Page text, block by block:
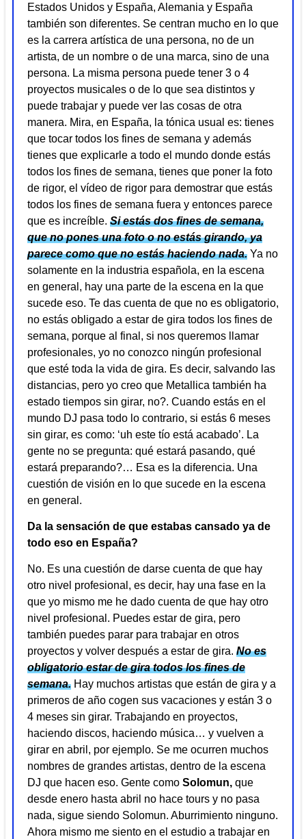
Estados Unidos y España, Alemania y España
también son diferentes. Se centran mucho en lo que
es la carrera artística de una persona, no de un
artista, de un nombre o de una marca, sino de una
persona. La misma persona puede tener 3 o 4
proyectos musicales o de lo que sea distintos y
puede trabajar y puede ver las cosas de otra
manera. Mira, en España, la tónica usual es: tienes
que tocar todos los fines de semana y además
tienes que explicarle a todo el mundo donde estás
todos los fines de semana, tienes que poner la foto
de rigor, el vídeo de rigor para demostrar que estás
todos los fines de semana fuera y entonces parece
que es increíble. Si estás dos fines de semana,
que no pones una foto o no estás girando, ya
parece como que no estás haciendo nada. Ya no
solamente en la industria española, en la escena
en general, hay una parte de la escena en la que
sucede eso. Te das cuenta de que no es obligatorio,
no estás obligado a estar de gira todos los fines de
semana, porque al final, si nos queremos llamar
profesionales, yo no conozco ningún profesional
que esté toda la vida de gira. Es decir, salvando las
distancias, pero yo creo que Metallica también ha
estado tiempos sin girar, no?. Cuando estás en el
mundo DJ pasa todo lo contrario, si estás 6 meses
sin girar, es como: ‘uh este tío está acabado’. La
gente no se pregunta: qué estará pasando, qué
estará preparando?… Esa es la diferencia. Una
cuestión de visión en lo que sucede en la escena
en general.
Da la sensación de que estabas cansado ya de
todo eso en España?
No. Es una cuestión de darse cuenta de que hay
otro nivel profesional, es decir, hay una fase en la
que yo mismo me he dado cuenta de que hay otro
nivel profesional. Puedes estar de gira, pero
también puedes parar para trabajar en otros
proyectos y volver después a estar de gira. No es
obligatorio estar de gira todos los fines de
semana. Hay muchos artistas que están de gira y a
primeros de año cogen sus vacaciones y están 3 o
4 meses sin girar. Trabajando en proyectos,
haciendo discos, haciendo música… y vuelven a
girar en abril, por ejemplo. Se me ocurren muchos
nombres de grandes artistas, dentro de la escena
DJ que hacen eso. Gente como Solomun, que
desde enero hasta abril no hace tours y no pasa
nada, sigue siendo Solomun. Aburrimiento ninguno.
Ahora mismo me siento en el estudio a trabajar en